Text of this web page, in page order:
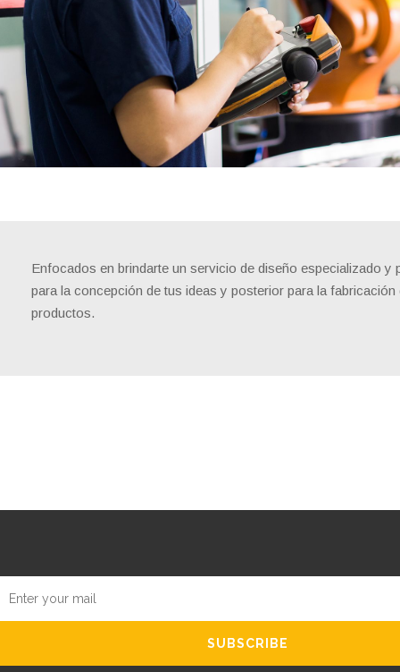
Enfocados en brindarte un servicio de diseño especializado y
para la concepción de tus ideas y posterior para la fabricación
productos.
SUBSCRIBE